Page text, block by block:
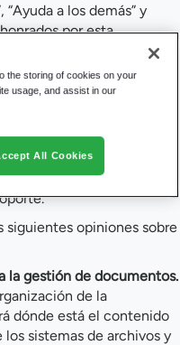
a los demás” y
por esta
pasión de nuestros
capacidad para
Peer Insights :
califica a los
categorías:
de ventas, experiencia
siguientes opiniones sobre
la gestión de documentos.
de la
dónde está el contenido
sistemas de archivos y
the storing of cookies on your
usage, and assist in our
All Cookies